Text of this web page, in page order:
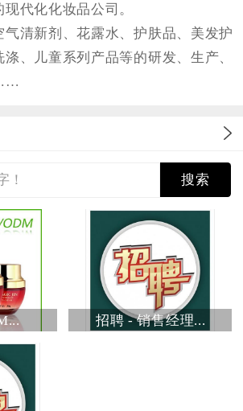
代化化妆品公司。
清新剂、花露水、护肤品、美发护
、儿童系列产品等的研发、生产、
搜索
招聘 - 销售经理...